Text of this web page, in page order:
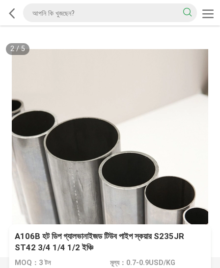
2/ 5
A106B হট ডিপ গ্যালভানাইজড টিউব পাইপ স্কয়ার S235JR
ST42 3/4 1/4 1/2 ইঞ্চি
MOQ：3 টন মূল্য：0.7-0.9USD/KG